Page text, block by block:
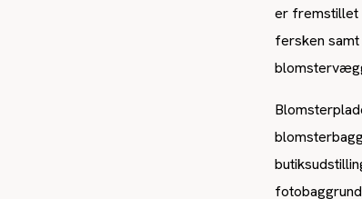
er fremstillet
fersken